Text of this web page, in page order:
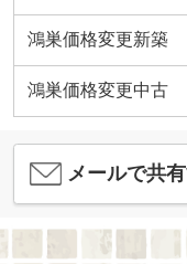
鴻巣価格変更新築
鴻巣価格変更中古
メールで共